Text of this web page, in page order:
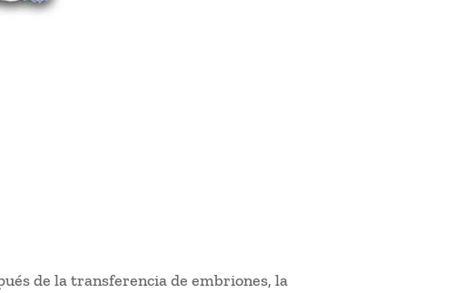
de la transferencia de embriones, la